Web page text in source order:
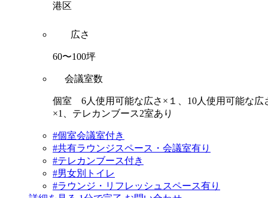
港区
広さ
60〜100坪
会議室数
個室 6人使用可能な広さ×１、10人使用可能な広
×1、テレカンブース2室あり
#個室会議室付き
#共有ラウンジスペース・会議室有り
#テレカンブース付き
#男女別トイレ
#ラウンジ・リフレッシュスペース有り